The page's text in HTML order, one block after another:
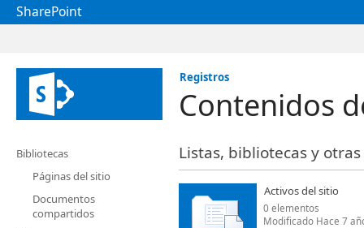
SharePoint
Registros
Contenidos
Bibliotecas
Páginas del sitio
Documentos
compartidos
Listas, bibliotecas y
Activos del sitio
0 elementos
Modificado Hace 7